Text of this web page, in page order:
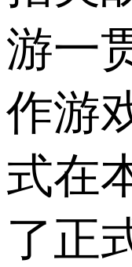
游一
作游
式在
了正